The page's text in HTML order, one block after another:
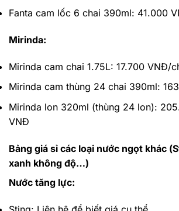
Fanta cam lốc 6 chai 390ml: 41.000
Mirinda:
Mirinda cam chai 1.75L: 17.700 VNĐ/
Mirinda cam thùng 24 chai 390ml:
Mirinda lon 320ml (thùng 24 lon):
VNĐ
Bảng giá sỉ các loại nước ngọt khác
xanh không độ…)
Nước tăng lực: